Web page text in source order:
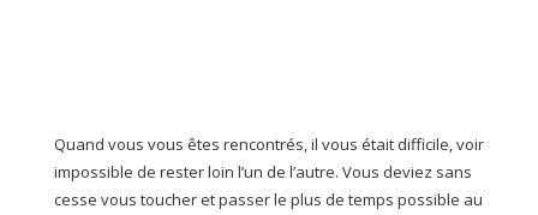
Quand vous vous êtes rencontrés, il vous était difficile, voir
impossible de rester loin l’un de l’autre. Vous deviez sans
cesse vous toucher et passer le plus de temps possible au